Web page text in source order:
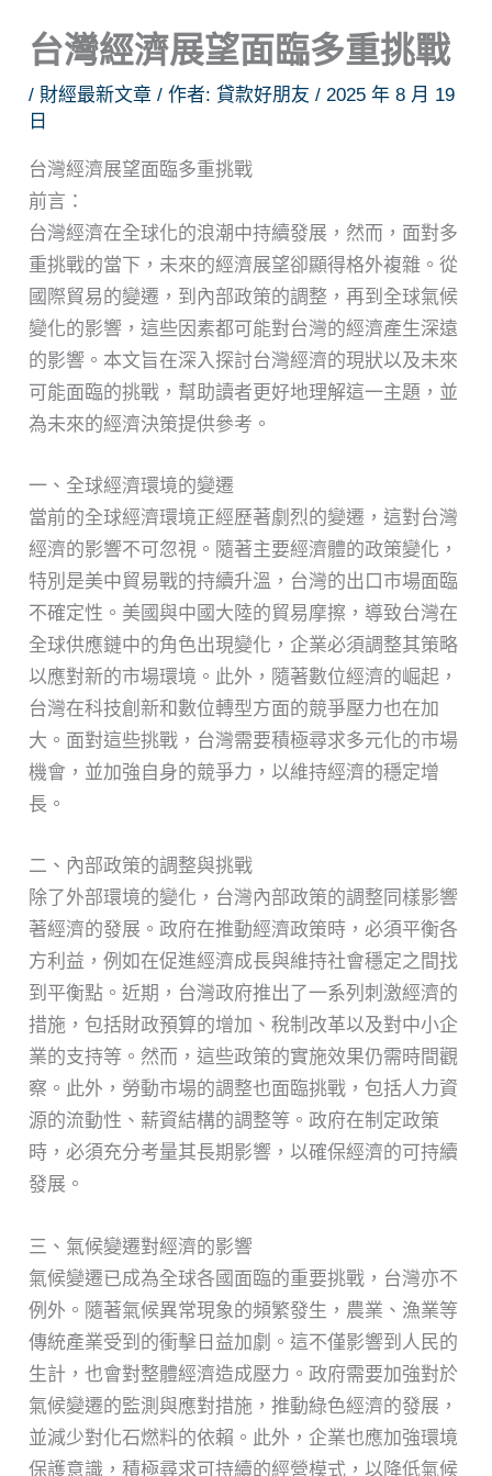
台灣經濟展望面臨多重挑戰
/ 財經最新文章 / 作者:貸款好朋友/2025 年 8 月 19
日
台灣經濟展望面臨多重挑戰
前言：
台灣經濟在全球化的浪潮中持續發展，然而，面對多
重挑戰的當下，未來的經濟展望卻顯得格外複雜。從
國際貿易的變遷，到內部政策的調整，再到全球氣候
變化的影響，這些因素都可能對台灣的經濟產生深遠
的影響。本文旨在深入探討台灣經濟的現狀以及未來
可能面臨的挑戰，幫助讀者更好地理解這一主題，並
為未來的經濟決策提供參考。
一、全球經濟環境的變遷
當前的全球經濟環境正經歷著劇烈的變遷，這對台灣
經濟的影響不可忽視。隨著主要經濟體的政策變化，
特別是美中貿易戰的持續升溫，台灣的出口市場面臨
不確定性。美國與中國大陸的貿易摩擦，導致台灣在
全球供應鏈中的角色出現變化，企業必須調整其策略
以應對新的市場環境。此外，隨著數位經濟的崛起，
台灣在科技創新和數位轉型方面的競爭壓力也在加
大。面對這些挑戰，台灣需要積極尋求多元化的市場
機會，並加強自身的競爭力，以維持經濟的穩定增
長。
二、內部政策的調整與挑戰
除了外部環境的變化，台灣內部政策的調整同樣影響
著經濟的發展。政府在推動經濟政策時，必須平衡各
方利益，例如在促進經濟成長與維持社會穩定之間找
到平衡點。近期，台灣政府推出了一系列刺激經濟的
措施，包括財政預算的增加、稅制改革以及對中小企
業的支持等。然而，這些政策的實施效果仍需時間觀
察。此外，勞動市場的調整也面臨挑戰，包括人力資
源的流動性、薪資結構的調整等。政府在制定政策
時，必須充分考量其長期影響，以確保經濟的可持續
發展。
三、氣候變遷對經濟的影響
氣候變遷已成為全球各國面臨的重要挑戰，台灣亦不
例外。隨著氣候異常現象的頻繁發生，農業、漁業等
傳統產業受到的衝擊日益加劇。這不僅影響到人民的
生計，也會對整體經濟造成壓力。政府需要加強對於
氣候變遷的監測與應對措施，推動綠色經濟的發展，
並減少對化石燃料的依賴。此外，企業也應加強環境
保護意識，積極尋求可持續的經營模式，以降低氣候